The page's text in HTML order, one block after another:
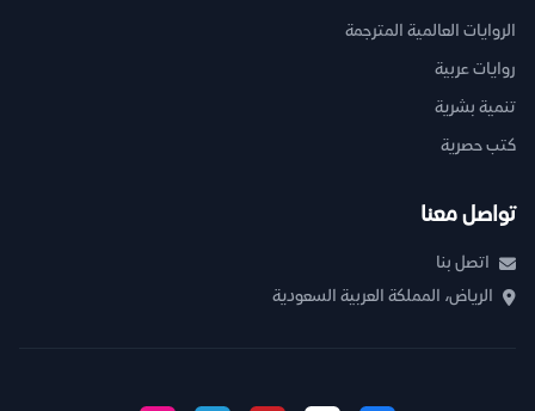
الروايات العالمية المترجمة
روايات عربية
تنمية بشرية
كتب حصرية
تواصل معنا
اتصل بنا
الرياض، المملكة العربية السعودية